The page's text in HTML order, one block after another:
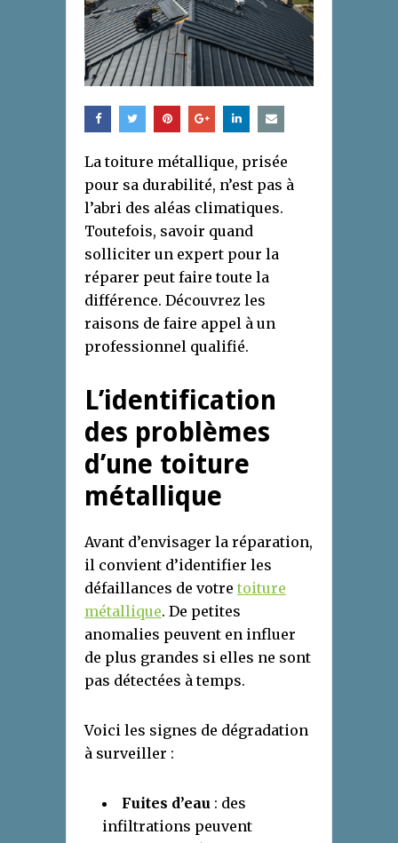
La toiture métallique, prisée
pour sa durabilité, n’est pas à
l’abri des aléas climatiques.
Toutefois, savoir quand
solliciter un expert pour la
réparer peut faire toute la
différence. Découvrez les
raisons de faire appel à un
professionnel qualifié.
L’identification
des problèmes
d’une toiture
métallique
Avant d’envisager la réparation,
il convient d’identifier les
défaillances de votre toiture
métallique. De petites
anomalies peuvent en influer
de plus grandes si elles ne sont
pas détectées à temps.
Voici les signes de dégradation
à surveiller :
Fuites d’eau : des
infiltrations peuvent